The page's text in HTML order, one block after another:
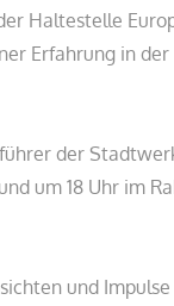
Haltestelle
Erfahrung in
der
um 18 Uhr im
und